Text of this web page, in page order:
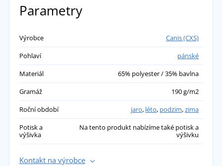
Parametry
Výrobce
Canis (CXS)
Pohlaví
pánské
Materiál
65% polyester / 35% bavlna
Gramáž
190 g/m2
Roční období
jaro, léto, podzim,zima
Potisk a
výšivka
Na tento produkt nabízíme také potisk a
výšivku
Kontakt na výrobce